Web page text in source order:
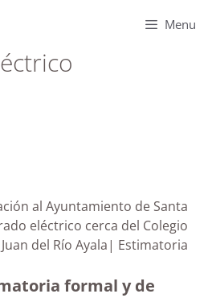
Menu
al Ayuntamiento de Santa
eléctrico cerca del Colegio
Juan del Río Ayala| Estimatoria
formal y de